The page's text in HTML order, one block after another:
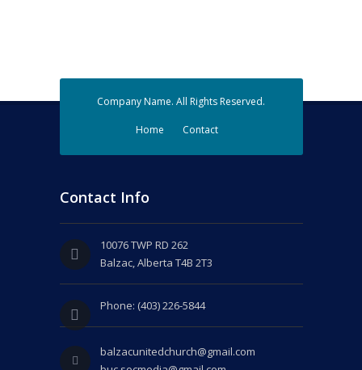
Company Name. All Rights Reserved.
Home Contact
Contact Info
10076 TWP RD 262
Balzac, Alberta T4B 2T3
Phone: (403) 226-5844
balzacunitedchurch@gmail.com